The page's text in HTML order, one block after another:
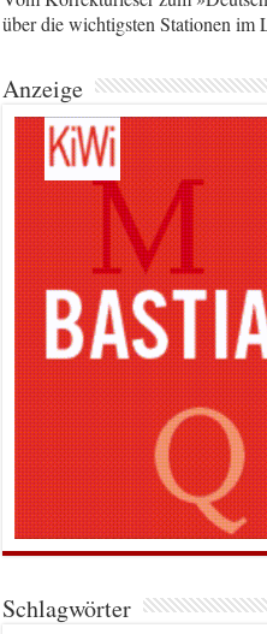
über die wichtigsten Stationen im
Anzeige
Schlagwörter